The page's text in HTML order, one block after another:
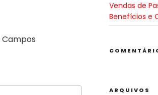
Campos
Vendas de
Benefícios e
ARQUIVOS